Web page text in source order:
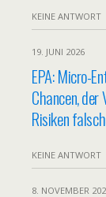
KEINE ANTWORT
19. JUNI 2026
EPA: Micro-
Chancen,
Risiken
KEINE ANTWORT
8. NOVEMBER